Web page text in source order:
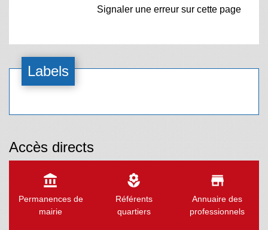
Signaler une erreur sur cette page
Labels
Accès directs
account_balance
Permanences de
mairie
local_florist
Référents
quartiers
store
Annuaire des
professionnels